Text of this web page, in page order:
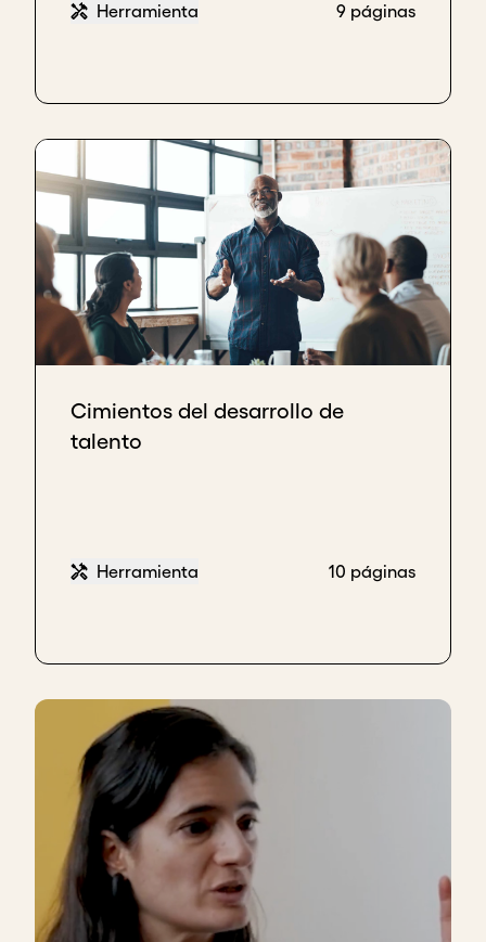
Herramienta 9 páginas
Cimientos del desarrollo de
talento
Herramienta 10 páginas